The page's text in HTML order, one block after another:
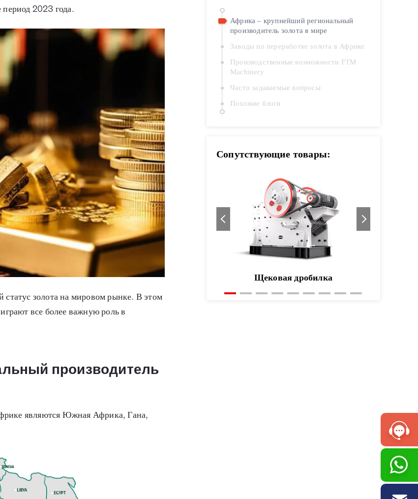
2023 года.
статус золота на мировом рынке. В этом
все более важную роль в
производитель
являются Южная Африка, Гана,
Африка – крупнейший региональный
производитель золота в мире
Заводы по переработке золота в Африке
Производственные возможности FTM
Machinery
Часто задаваемые вопросы
Похожие блоги
Сопутствующие товары: